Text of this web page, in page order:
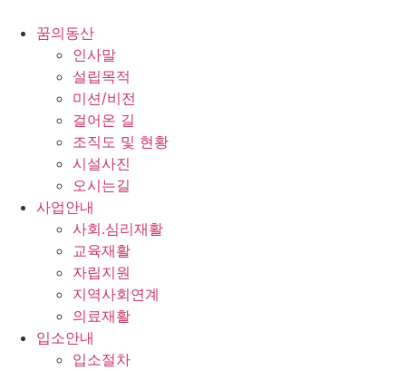
꿈의동산
인사말
설립목적
미션/비전
걸어온 길
조직도 및 현황
시설사진
오시는길
사업안내
사회.심리재활
교육재활
자립지원
지역사회연계
의료재활
입소안내
입소절차